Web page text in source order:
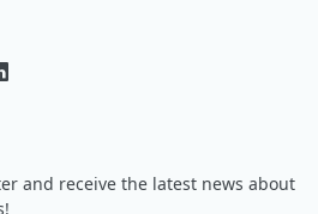
and receive the latest news about